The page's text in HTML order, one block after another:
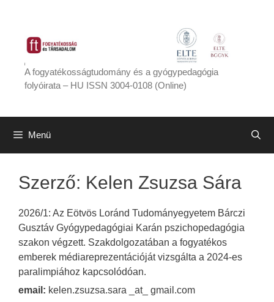
tartalomba
A fogyatékosságtudomány és a gyógypedagógia
folyóirata – HU ISSN 3004-0108 (Online)
Menü
Szerző: Kelen Zsuzsa Sára
2026/1: Az Eötvös Loránd Tudományegyetem Bárczi
Gusztáv Gyógypedagógiai Karán pszichopedagógia
szakon végzett. Szakdolgozatában a fogyatékos
emberek médiareprezentációját vizsgálta a 2024-es
paralimpiához kapcsolódóan.
email: kelen.zsuzsa.sara _at_ gmail.com